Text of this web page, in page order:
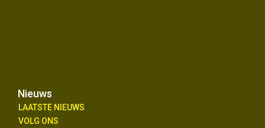
Nieuws
LAATSTE NIEUWS
VOLG ONS